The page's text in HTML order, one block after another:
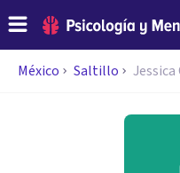
México Saltillo